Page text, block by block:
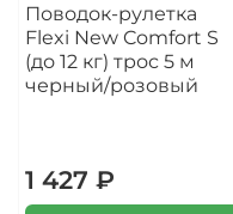
Поводок-рулетка
Flexi New Comfort S
(до 12 кг) трос 5 м
черный/розовый
1 427 ₽